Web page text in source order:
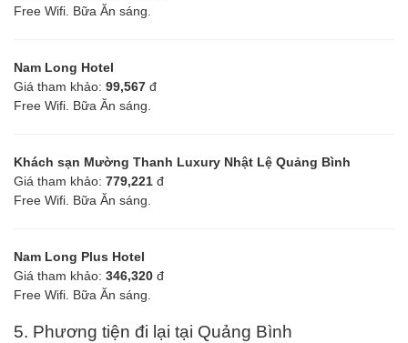
Free Wifi. Bữa Ăn sáng.
Nam Long Hotel
Giá tham khảo: 99,567 đ
Free Wifi. Bữa Ăn sáng.
Khách sạn Mường Thanh Luxury Nhật Lệ Quảng Bình
Giá tham khảo: 779,221 đ
Free Wifi. Bữa Ăn sáng.
Nam Long Plus Hotel
Giá tham khảo: 346,320 đ
Free Wifi. Bữa Ăn sáng.
5. Phương tiện đi lại tại Quảng Bình